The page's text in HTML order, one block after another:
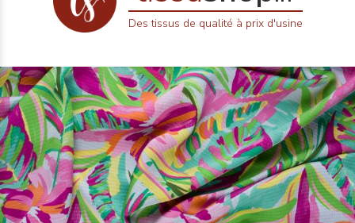
Des tissus de qualité à prix d'usine